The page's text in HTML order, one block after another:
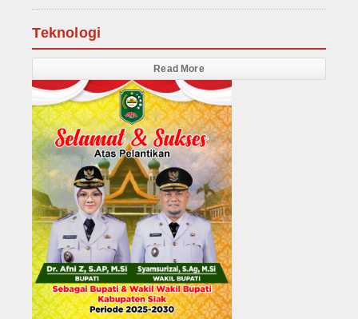
Teknologi
Read More